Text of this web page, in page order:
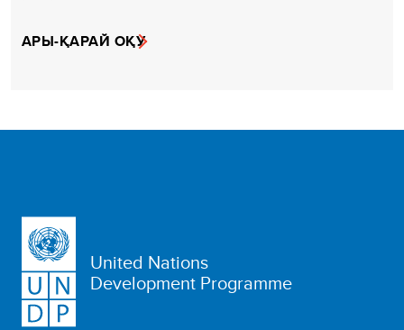
АРЫ-ҚАРАЙ ОҚУ
United Nations
Development Programme